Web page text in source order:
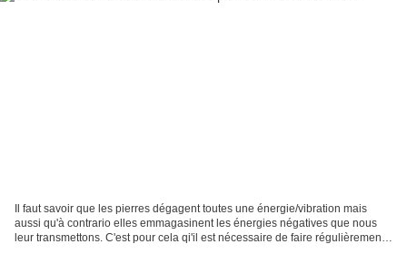
Il faut savoir que les pierres dégagent toutes une énergie/vibration mais
aussi qu'à contrario elles emmagasinent les énergies négatives que nous
leur transmettons. C'est pour cela qi'il est nécessaire de faire régulièrement